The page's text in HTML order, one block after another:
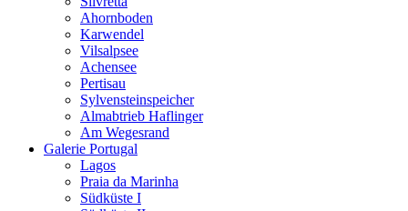
Ahornboden
Karwendel
Vilsalpsee
Achensee
Pertisau
Sylvensteinspeicher
Almabtrieb Haflinger
Am Wegesrand
Galerie Portugal
Lagos
Praia da Marinha
Südküste I